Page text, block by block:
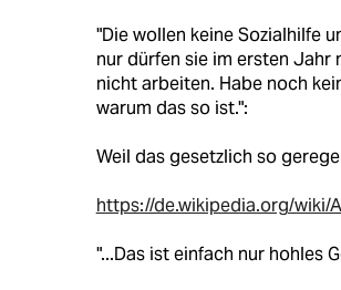
"Die wollen keine Sozialhilfe
nur dürfen sie im ersten Jahr
nicht arbeiten. Habe noch
warum das so ist.":
Weil das gesetzlich so
https://de.wikipedia.org/wiki/
"...Das ist einfach nur hohles